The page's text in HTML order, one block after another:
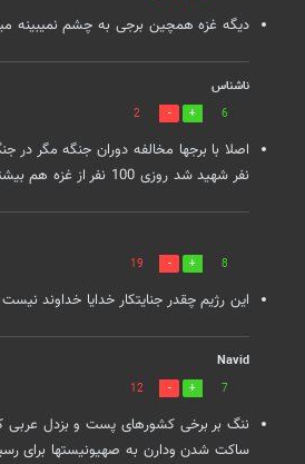
دیگه غزه همچین برجی به چشم نمیبینه
ناشناس
6
2
نفر شهید شد روزی 100 نفر از غزه هم بیشتر
8
19
این رژیم چقدر جنایتکار خدایا خداوند نیست
Navid
7
12
ننگ بر برخی کشورهای پست و بزدل عربی
ساکت شدن ودارن به صهیونیستها برای